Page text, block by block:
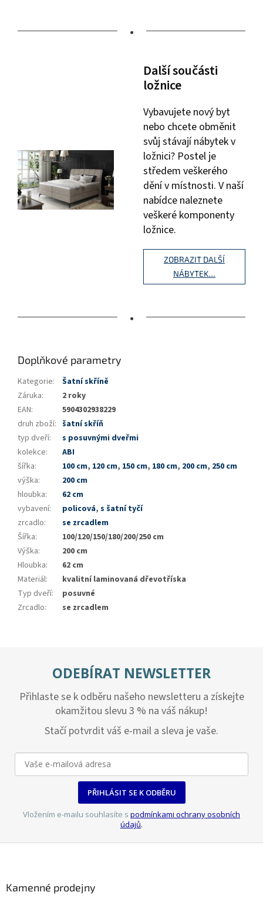
•
Další součásti
ložnice
Vybavujete nový byt
nebo chcete obměnit
svůj stávají nábytek v
ložnici? Postel je
středem veškerého
dění v místnosti. V naší
nabídce naleznete
veškeré komponenty
ložnice.
ZOBRAZIT DALŠÍ
NÁBYTEK....
•
Doplňkové parametry
Kategorie:
Šatní skříně
Záruka:
2 roky
EAN:
5904302938229
druh zboží: šatní skříň
typ dveří:
s posuvnými dveřmi
kolekce:
ABI
šířka: 100 cm, 120 cm, 150 cm, 180 cm, 200 cm, 250 cm
výška:
200 cm
hloubka:
62 cm
vybavení: policová, s šatní tyčí
zrcadlo:
se zrcadlem
Šířka:
100/120/150/180/200/250 cm
Výška:
200 cm
Hloubka:
62 cm
Materiál:
kvalitní laminovaná dřevotříska
Typ dveří:
posuvné
Zrcadlo: se zrcadlem
ODEBÍRAT NEWSLETTER
Přihlaste se k odběru našeho newsletteru a získejte
okamžitou slevu 3 % na váš nákup!
Stačí potvrdit váš e-mail a sleva je vaše.
PŘIHLÁSIT SE K ODBĚRU
Vložením e-mailu souhlasíte s podmínkami ochrany osobních
údajů.
Kamenné prodejny